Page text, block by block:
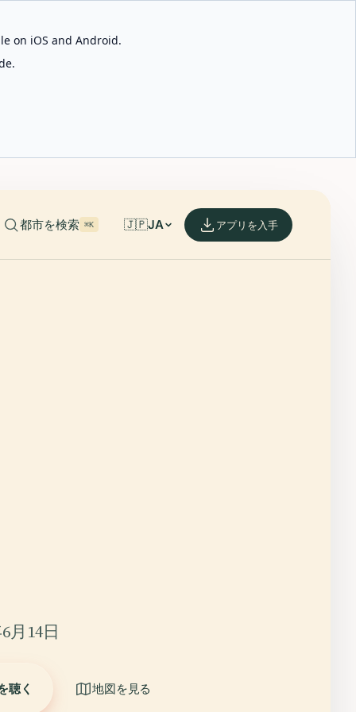
on iOS and Android.
都市を検索 ⌘K 🇯🇵JA アプリを入手
月14日
聴く 地図を見る